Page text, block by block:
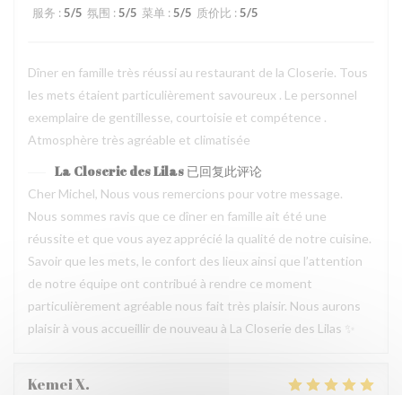
服务 : 5/5 氛围 : 5/5 菜单 : 5/5 质价比 : 5/5
Dîner en famille très réussi au restaurant de la Closerie. Tous
les mets étaient particulièrement savoureux . Le personnel
exemplaire de gentillesse, courtoisie et compétence .
Atmosphère très agréable et climatisée
La Closerie des Lilas 已回复此评论
Cher Michel, Nous vous remercions pour votre message.
Nous sommes ravis que ce dîner en famille ait été une
réussite et que vous ayez apprécié la qualité de notre cuisine.
Savoir que les mets, le confort des lieux ainsi que l’attention
de notre équipe ont contribué à rendre ce moment
particulièrement agréable nous fait très plaisir. Nous aurons
plaisir à vous accueillir de nouveau à La Closerie des Lilas ✨
KemeiX